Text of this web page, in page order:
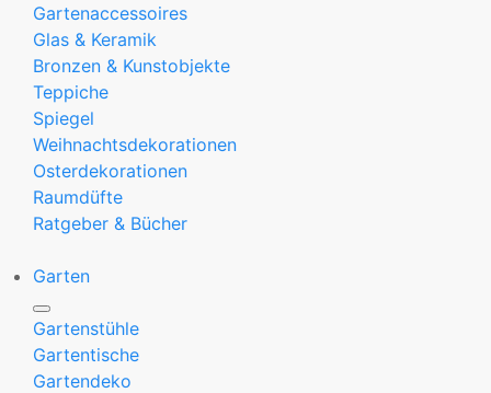
Gartenaccessoires
Glas & Keramik
Bronzen & Kunstobjekte
Teppiche
Spiegel
Weihnachtsdekorationen
Osterdekorationen
Raumdüfte
Ratgeber & Bücher
Garten
Gartenstühle
Gartentische
Gartendeko